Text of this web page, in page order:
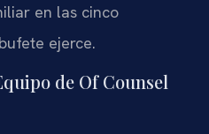
en las cinco
ejerce.
de Of Counsel